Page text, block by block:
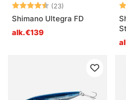
Arvio: (23)
4.7 5:sta tähdestä
Shimano Ultegra FD
alk.€139